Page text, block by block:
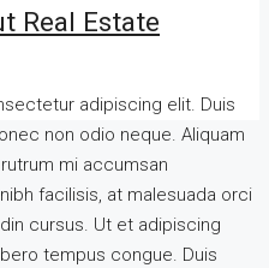
Real Estate
adipiscing elit. Duis
non odio neque. Aliquam
mi accumsan
facilisis, at malesuada orci
cursus. Ut et adipiscing
tempus congue. Duis